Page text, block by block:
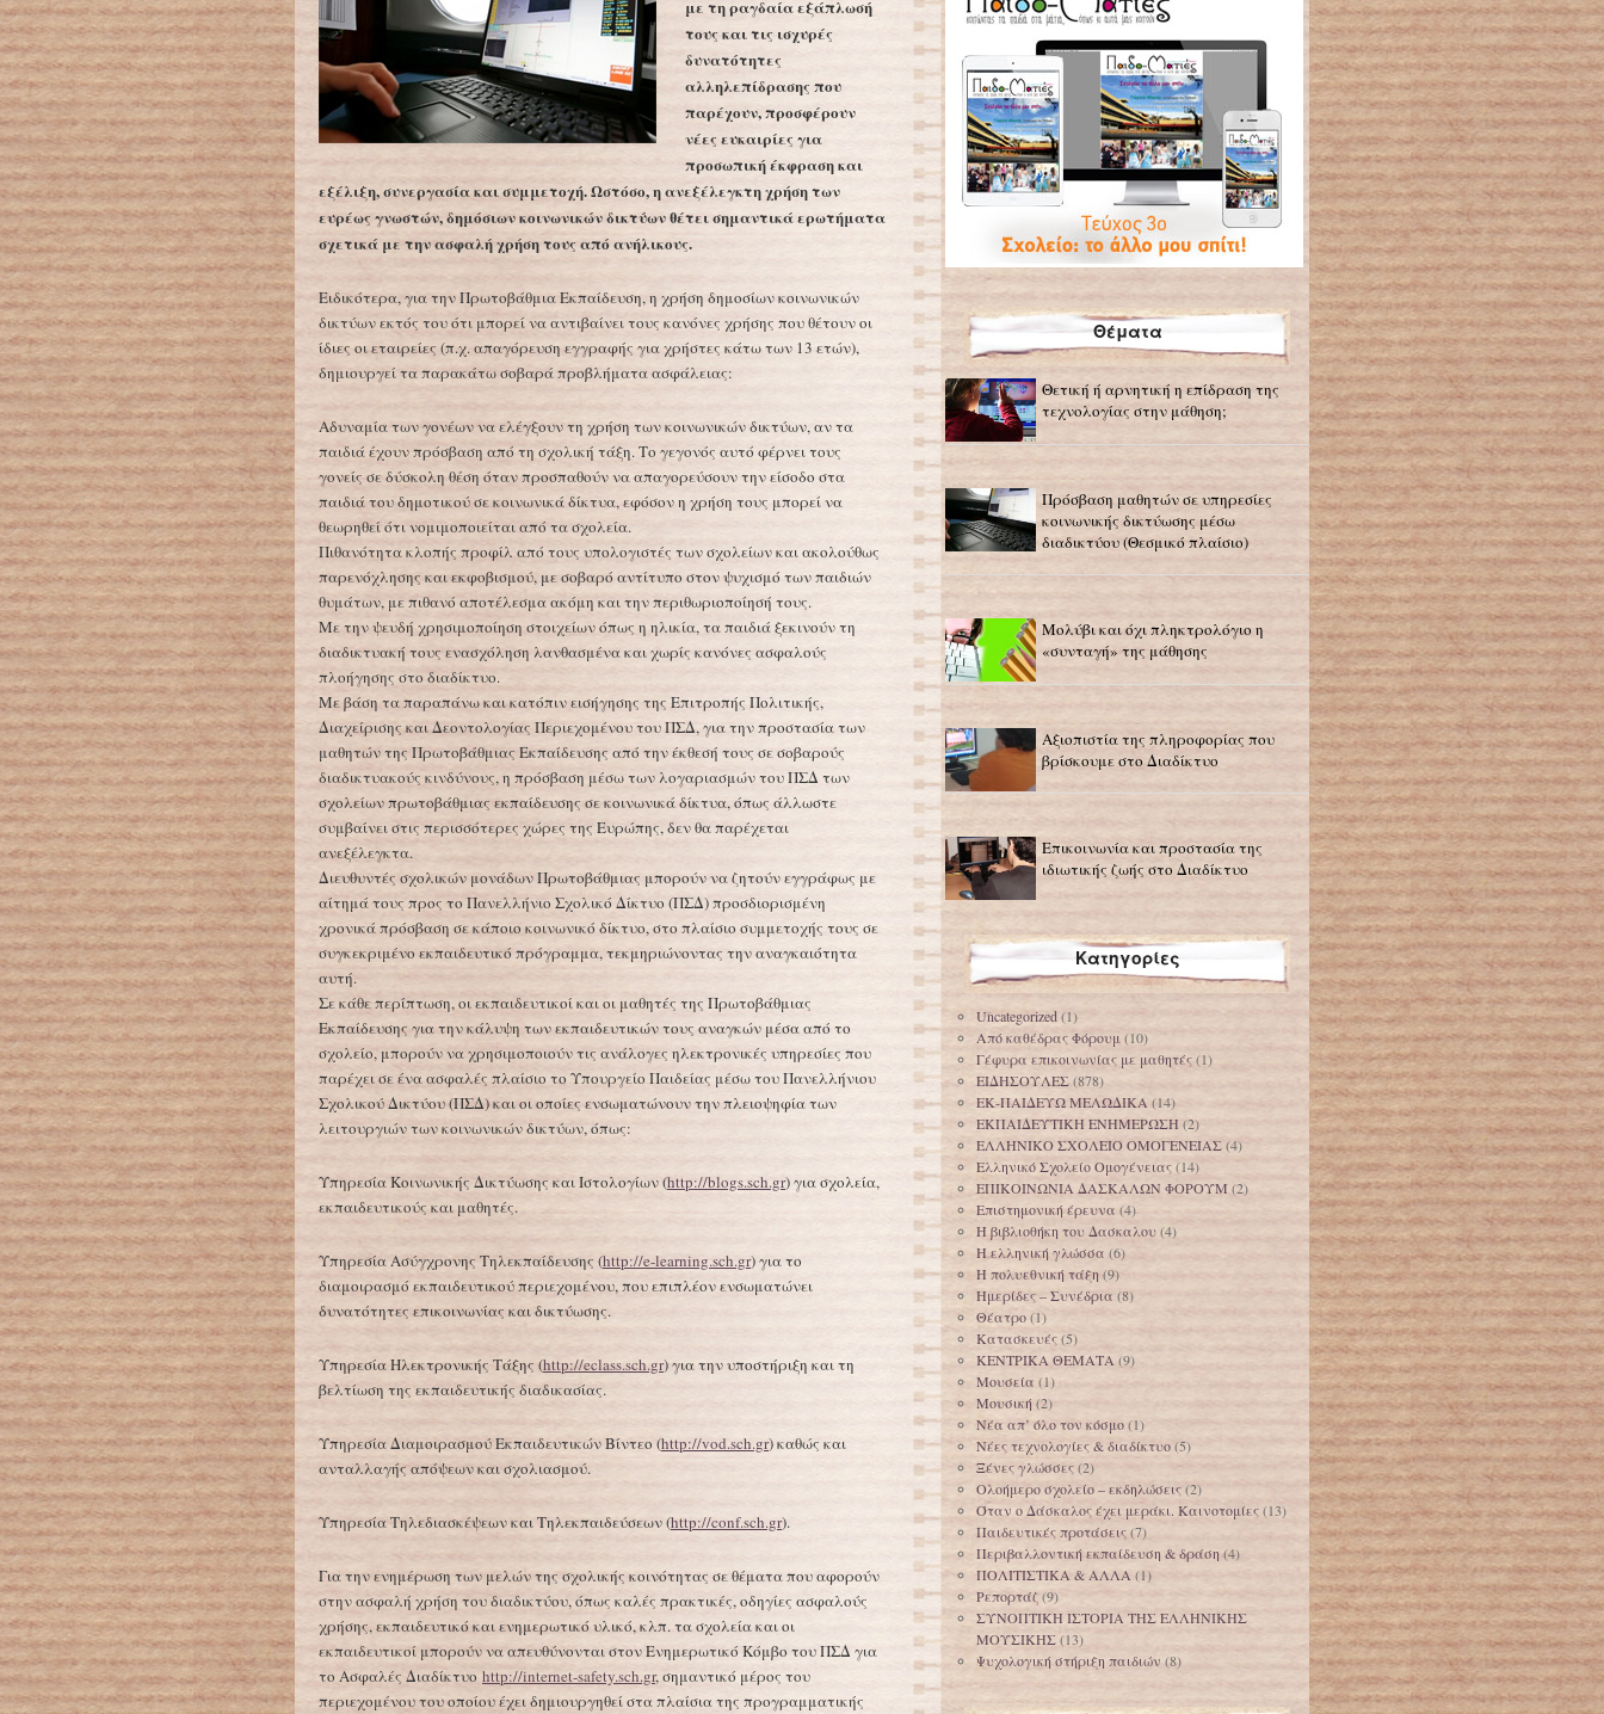
με τη ραγδαία εξάπλωσή
τους και τις ισχυρές
δυνατότητες
αλληλεπίδρασης που
παρέχουν, προσφέρουν
νέες ευκαιρίες για
προσωπική έκφραση και
εξέλιξη, συνεργασία και συμμετοχή. Ωστόσο, η ανεξέλεγκτη χρήση των
ευρέως γνωστών, δημόσιων κοινωνικών δικτύων θέτει σημαντικά ερωτήματα
σχετικά με την ασφαλή χρήση τους από ανήλικους.
Ειδικότερα, για την Πρωτοβάθμια Εκπαίδευση, η χρήση δημοσίων κοινωνικών
δικτύων εκτός του ότι μπορεί να αντιβαίνει τους κανόνες χρήσης που θέτουν οι
ίδιες οι εταιρείες (π.χ. απαγόρευση εγγραφής για χρήστες κάτω των 13 ετών),
δημιουργεί τα παρακάτω σοβαρά προβλήματα ασφάλειας:
Αδυναμία των γονέων να ελέγξουν τη χρήση των κοινωνικών δικτύων, αν τα
παιδιά έχουν πρόσβαση από τη σχολική τάξη. Το γεγονός αυτό φέρνει τους
γονείς σε δύσκολη θέση όταν προσπαθούν να απαγορεύσουν την είσοδο στα
παιδιά του δημοτικού σε κοινωνικά δίκτυα, εφόσον η χρήση τους μπορεί να
θεωρηθεί ότι νομιμοποιείται από τα σχολεία.
Πιθανότητα κλοπής προφίλ από τους υπολογιστές των σχολείων και ακολούθως
παρενόχλησης και εκφοβισμού, με σοβαρό αντίτυπο στον ψυχισμό των παιδιών
θυμάτων, με πιθανό αποτέλεσμα ακόμη και την περιθωριοποίησή τους.
Με την ψευδή χρησιμοποίηση στοιχείων όπως η ηλικία, τα παιδιά ξεκινούν τη
διαδικτυακή τους ενασχόληση λανθασμένα και χωρίς κανόνες ασφαλούς
πλοήγησης στο διαδίκτυο.
Με βάση τα παραπάνω και κατόπιν εισήγησης της Επιτροπής Πολιτικής,
Διαχείρισης και Δεοντολογίας Περιεχομένου του ΠΣΔ, για την προστασία των
μαθητών της Πρωτοβάθμιας Εκπαίδευσης από την έκθεσή τους σε σοβαρούς
διαδικτυακούς κινδύνους, η πρόσβαση μέσω των λογαριασμών του ΠΣΔ των
σχολείων πρωτοβάθμιας εκπαίδευσης σε κοινωνικά δίκτυα, όπως άλλωστε
συμβαίνει στις περισσότερες χώρες της Ευρώπης, δεν θα παρέχεται
ανεξέλεγκτα.
Διευθυντές σχολικών μονάδων Πρωτοβάθμιας μπορούν να ζητούν εγγράφως με
αίτημά τους προς το Πανελλήνιο Σχολικό Δίκτυο (ΠΣΔ) προσδιορισμένη
χρονικά πρόσβαση σε κάποιο κοινωνικό δίκτυο, στο πλαίσιο συμμετοχής τους σε
συγκεκριμένο εκπαιδευτικό πρόγραμμα, τεκμηριώνοντας την αναγκαιότητα
αυτή.
Σε κάθε περίπτωση, οι εκπαιδευτικοί και οι μαθητές της Πρωτοβάθμιας
Εκπαίδευσης για την κάλυψη των εκπαιδευτικών τους αναγκών μέσα από το
σχολείο, μπορούν να χρησιμοποιούν τις ανάλογες ηλεκτρονικές υπηρεσίες που
παρέχει σε ένα ασφαλές πλαίσιο το Υπουργείο Παιδείας μέσω του Πανελλήνιου
Σχολικού Δικτύου (ΠΣΔ) και οι οποίες ενσωματώνουν την πλειοψηφία των
λειτουργιών των κοινωνικών δικτύων, όπως:
Υπηρεσία Κοινωνικής Δικτύωσης και Ιστολογίων (http://blogs.sch.gr) για σχολεία,
εκπαιδευτικούς και μαθητές.
Υπηρεσία Ασύγχρονης Τηλεκπαίδευσης (http://e-learning.sch.gr) για το
διαμοιρασμό εκπαιδευτικού περιεχομένου, που επιπλέον ενσωματώνει
δυνατότητες επικοινωνίας και δικτύωσης.
Υπηρεσία Ηλεκτρονικής Τάξης (http://eclass.sch.gr) για την υποστήριξη και τη
βελτίωση της εκπαιδευτικής διαδικασίας.
Υπηρεσία Διαμοιρασμού Εκπαιδευτικών Βίντεο (http://vod.sch.gr) καθώς και
ανταλλαγής απόψεων και σχολιασμού.
Υπηρεσία Τηλεδιασκέψεων και Τηλεκπαιδεύσεων (http://conf.sch.gr).
Για την ενημέρωση των μελών της σχολικής κοινότητας σε θέματα που αφορούν
στην ασφαλή χρήση του διαδικτύου, όπως καλές πρακτικές, οδηγίες ασφαλούς
χρήσης, εκπαιδευτικό και ενημερωτικό υλικό, κλπ. τα σχολεία και οι
εκπαιδευτικοί μπορούν να απευθύνονται στον Ενημερωτικό Κόμβο του ΠΣΔ για
το Ασφαλές Διαδίκτυο http://internet-safety.sch.gr, σημαντικό μέρος του
περιεχομένου του οποίου έχει δημιουργηθεί στα πλαίσια της προγραμματικής
Θέματα
Θετική ή αρνητική η επίδραση της
τεχνολογίας στην μάθηση;
Πρόσβαση μαθητών σε υπηρεσίες
κοινωνικής δικτύωσης μέσω
διαδικτύου (Θεσμικό πλαίσιο)
Μολύβι και όχι πληκτρολόγιο η
«συνταγή» της μάθησης
Αξιοπιστία της πληροφορίας που
βρίσκουμε στο Διαδίκτυο
Επικοινωνία και προστασία της
ιδιωτικής ζωής στο Διαδίκτυο
Κατηγορίες
Uncategorized (1)
Από καθέδρας Φόρουμ(10)
Γέφυρα επικοινωνίας με μαθητές(1)
ΕΙΔΗΣΟΥΛΕΣ(878)
ΕΚ-ΠΑΙΔΕΥΩ ΜΕΛΩΔΙΚΑ (14)
ΕΚΠΑΙΔΕΥΤΙΚΗ ΕΝΗΜΕΡΩΣΗ (2)
ΕΛΛΗΝΙΚΟ ΣΧΟΛΕΙΟ ΟΜΟΓΕΝΕΙΑΣ(4)
Ελληνικό Σχολείο Ομογένειας(14)
ΕΠΙΚΟΙΝΩΝΙΑ ΔΑΣΚΑΛΩΝ ΦΟΡΟΥΜ (2)
Επιστημονική έρευνα(4)
Η βιβλιοθήκη του Δασκαλου(4)
Η ελληνική γλώσσα (6)
Η πολυεθνική τάξη(9)
Ημερίδες – Συνέδρια (8)
Θέατρο(1)
Κατασκευές(5)
ΚΕΝΤΡΙΚΑ ΘΕΜΑΤΑ (9)
Μουσεία (1)
Μουσική(2)
Νέα απ’ όλο τον κόσμο(1)
Νέες τεχνολογίες & διαδίκτυο(5)
Ξένες γλώσσες(2)
Ολοήμερο σχολείο – εκδηλώσεις(2)
Όταν ο Δάσκαλος έχει μεράκι. Καινοτομίες(13)
Παιδευτικές προτάσεις(7)
Περιβαλλοντική εκπαίδευση & δράση (4)
ΠΟΛΙΤΙΣΤΙΚΑ & ΑΛΛΑ (1)
Ρεπορτάζ(9)
ΣΥΝΟΠΤΙΚΗ ΙΣΤΟΡΙΑ ΤΗΣ ΕΛΛΗΝΙΚΗΣ
ΜΟΥΣΙΚΗΣ(13)
Ψυχολογική στήριξη παιδιών (8)